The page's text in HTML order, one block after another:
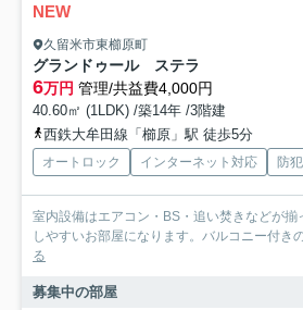
NEW
久留米市東櫛原町
グランドゥール ステラ
6万円 管理/共益費4,000円
40.60㎡ (1LDK) /築14年 /3階建
西鉄大牟田線「櫛原」駅 徒歩5分
オートロック インターネット対応 防
室内設備はエアコン・BS・追い焚きなどが
しやすいお部屋になります。バルコニー付き
る
募集中の部屋